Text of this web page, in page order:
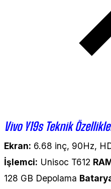
Vivo Y19s Teknik
Ekran: 6.68 inç, 90Hz,
İşlemci: Unisoc T612
128 GB Depolama